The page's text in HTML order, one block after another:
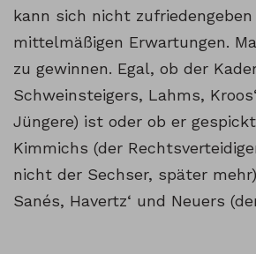
kann sich nicht
mittelmäßigen Erwartungen.
zu gewinnen. Egal, ob der
Schweinsteigers, Lahms,
Jüngere) ist oder ob er
Kimmichs (der
nicht der Sechser, später
Sanés, Havertz‘ und Neuers